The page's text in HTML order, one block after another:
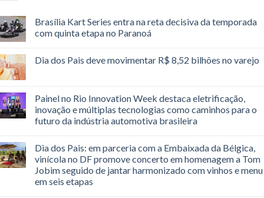
Brasília Kart Series entra na reta decisiva da temporada
com quinta etapa no Paranoá
Dia dos Pais deve movimentar R$ 8,52 bilhões no varejo
Painel no Rio Innovation Week destaca eletrificação,
inovação e múltiplas tecnologias como caminhos para o
futuro da indústria automotiva brasileira
Dia dos Pais: em parceria com a Embaixada da Bélgica,
vinícola no DF promove concerto em homenagem a Tom
Jobim seguido de jantar harmonizado com vinhos e menu
em seis etapas